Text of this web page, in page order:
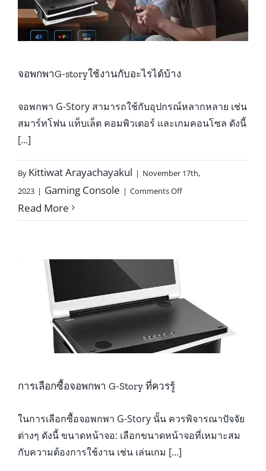
จอพกพาG-storyใช้งานกับอะไรได้บ้าง
จอพกพา G-Story สามารถใช้กับอุปกรณ์หลากหลาย เช่น
สมาร์ทโฟน แท็บเล็ต คอมพิวเตอร์ และเกมคอนโซล ดังนี้
[...]
By Kittiwat Arayachayakul | November 17th,
2023 | Gaming Console | Comments Offon
บ้าง
Read More
การเลือกซื้อจอพกพา G-Story ที่ควรรู้
ในการเลือกซื้อจอพกพา G-Story นั้น ควรพิจารณาปัจจัย
ต่างๆ ดังนี้ ขนาดหน้าจอ: เลือกขนาดหน้าจอที่เหมาะสม
กับความต้องการใช้งาน เช่น เล่นเกม [...]